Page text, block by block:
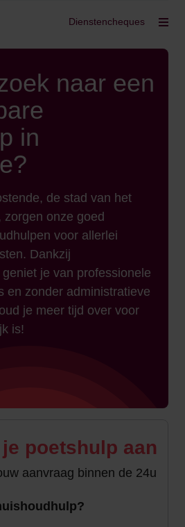
Dienstencheques
naar een
in
de stad van het
onze goed
voor allerlei
Dankzij
je van professionele
en zonder administratieve
je meer tijd over voor
is!
poetshulp aan
aanvraag binnen de 24u